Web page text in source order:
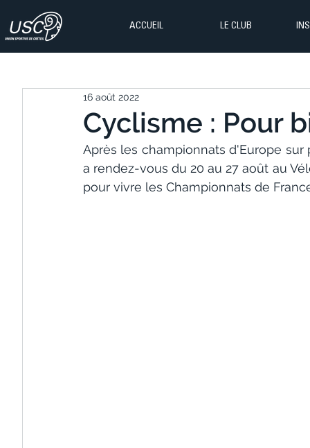
ACCUEIL LE CLUB
Cyclisme : Pour
16 août 2022
Après les championnats d'Europe
a rendez-vous du 20 au 27 août au
pour vivre les Championnats de